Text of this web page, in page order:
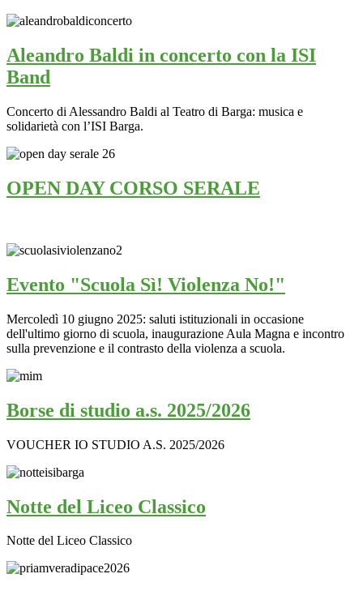
Aleandro Baldi in concerto con la ISI
Band
Concerto di Alessandro Baldi al Teatro di Barga: musica e
solidarietà con l’ISI Barga.
OPEN DAY CORSO SERALE
Evento "Scuola Sì! Violenza No!"
Mercoledì 10 giugno 2025: saluti istituzionali in occasione
dell'ultimo giorno di scuola, inaugurazione Aula Magna e incontro
sulla prevenzione e il contrasto della violenza a scuola.
Borse di studio a.s. 2025/2026
VOUCHER IO STUDIO A.S. 2025/2026
Notte del Liceo Classico
Notte del Liceo Classico